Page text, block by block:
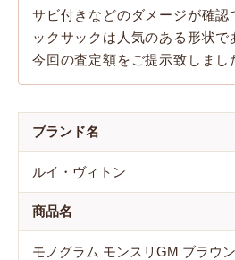
サビ付きなどのダメージが確認
ックサックは人気のある形状で
今回の査定額をご提示致しまし
ブランド名
ルイ・ヴィトン
商品名
モノグラム モンスリGM ブラウ